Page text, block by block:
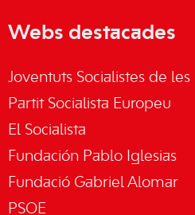
Webs destacades
Joventuts Socialistes de les
Partit Socialista Europeu
El Socialista
Fundación Pablo Iglesias
Fundació Gabriel Alomar
PSOE